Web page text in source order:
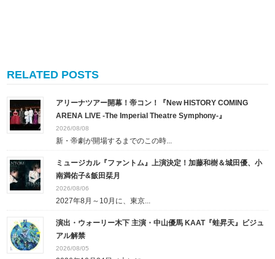
RELATED POSTS
アリーナツアー開幕！帝コン！『New HISTORY COMING
ARENA LIVE -The Imperial Theatre Symphony-』
2026/08/08
新・帝劇が開場するまでのこの時...
ミュージカル『ファントム』上演決定！加藤和樹＆城田優、小
南満佑子&飯田栞月
2026/08/06
2027年8月～10月に、東京...
演出・ウォーリー木下 主演・中山優馬 KAAT『蛙昇天』ビジュ
アル解禁
2026/08/05